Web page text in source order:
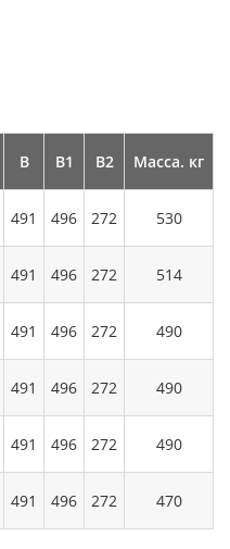
В В1 В2 Масса. кг
491 496 272 530
491 496 272 514
491 496 272 490
491 496 272 490
491 496 272 490
491 496 272 470